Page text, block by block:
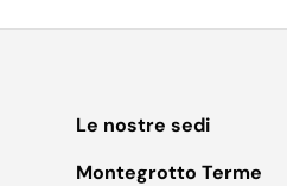
Le nostre sedi
Montegrotto Terme